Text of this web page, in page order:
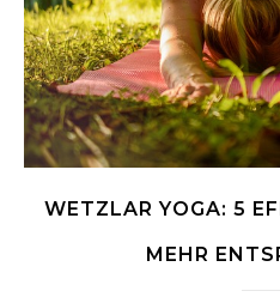
WETZLAR YOGA: 5
MEHR